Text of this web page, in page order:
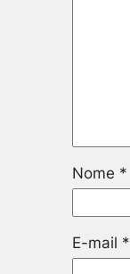
Nome *
E-mail *